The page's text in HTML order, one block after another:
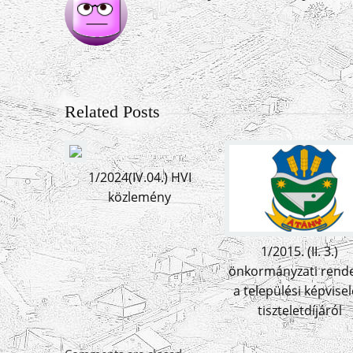
Related Posts
1/2024(IV.04.) HVI
közlemény
1/2015. (II. 3.)
önkormányzati
a települési
tiszteletdíjáról